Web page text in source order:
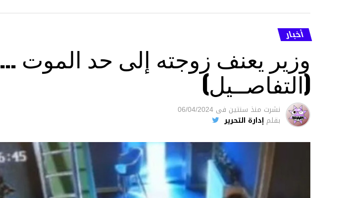
أخبار
وزير يعنف زوجته إلى حد الموت …
(التفاصــيل)
نشرت منذ سنتين فى 06/04/2024
بقلم إدارة التحرير